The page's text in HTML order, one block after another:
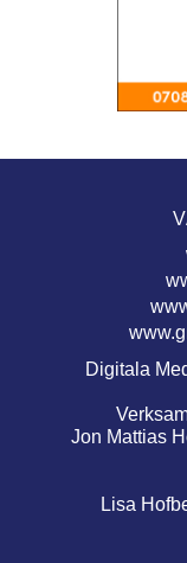
Digitala
Jon Mattias
Lisa